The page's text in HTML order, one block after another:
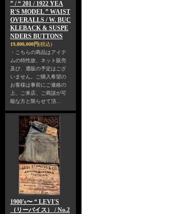
” / “ 201 / 1922 YEA
R'S MODEL ” WAIST
OVERALLS / W. BUC
KLEBACK & SUSPE
NDERS BUTTONS
19,800,000円(税込)
・こちらの商品はアイテ
ムの特性故、ネット販売
及び、通販の予定はござ
いません。ご購入希望の
お客様は事前にご連絡の
上、ご来店、ご商談が可
能な方と限らせて頂…
1900's〜 “ LEVI'S
（リーバイス） / No.2